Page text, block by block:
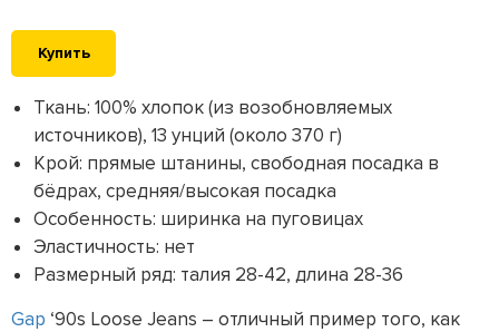
Купить
Ткань: 100% хлопок (из возобновляемых
источников), 13 унций (около 370 г)
Крой: прямые штанины, свободная посадка в
бёдрах, средняя/высокая посадка
Особенность: ширинка на пуговицах
Эластичность: нет
Размерный ряд: талия 28-42, длина 28-36
Gap ‘90s Loose Jeans – отличный пример того, как